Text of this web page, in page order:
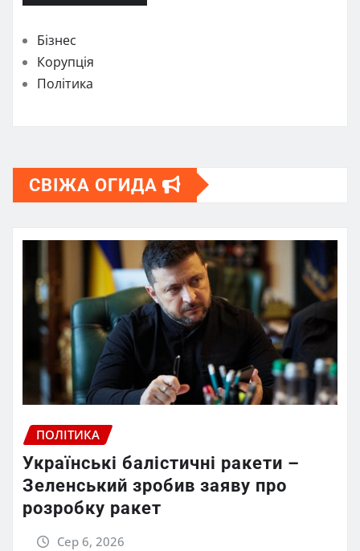
Бізнес
Корупція
Політика
СВІЖА ОГИДА
ПОЛІТИКА
Українські балістичні ракети –
Зеленський зробив заяву про
розробку ракет
Сер 6, 2026